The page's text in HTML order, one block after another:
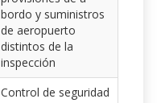
bordo y suministros
de aeropuerto
distintos de la
inspección
Control de seguridad